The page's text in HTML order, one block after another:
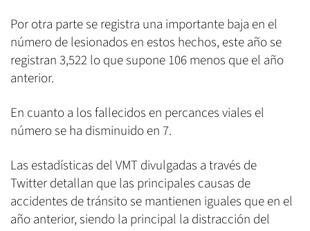
Por otra parte se registra una importante baja en el
número de lesionados en estos hechos, este año se
registran 3,522 lo que supone 106 menos que el año
anterior.
En cuanto a los fallecidos en percances viales el
número se ha disminuido en 7.
Las estadísticas del VMT divulgadas a través de
Twitter detallan que las principales causas de
accidentes de tránsito se mantienen iguales que en el
año anterior, siendo la principal la distracción del